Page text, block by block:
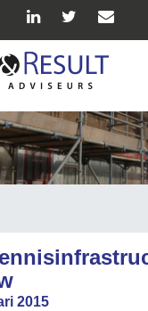
2015